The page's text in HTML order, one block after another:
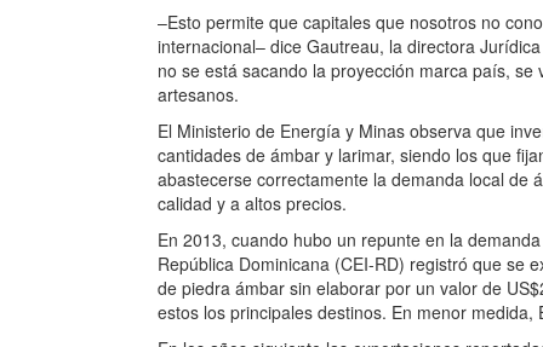
–Esto permite que capitales que nosotros no
internacional– dice Gautreau, la directora
no se está sacando la proyección marca país,
artesanos.
El Ministerio de Energía y Minas observa que
cantidades de ámbar y larimar, siendo los que
abastecerse correctamente la demanda local de
calidad y a altos precios.
En 2013, cuando hubo un repunte en la
República Dominicana (CEI-RD) registró que se
de piedra ámbar sin elaborar por un valor de
estos los principales destinos. En menor medida,